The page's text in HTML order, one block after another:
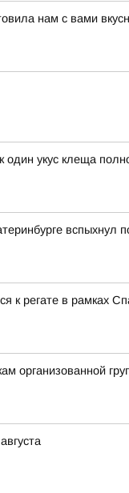
нам с вами
один укус клеща
вспыхнул
к регате в рамках
организованной